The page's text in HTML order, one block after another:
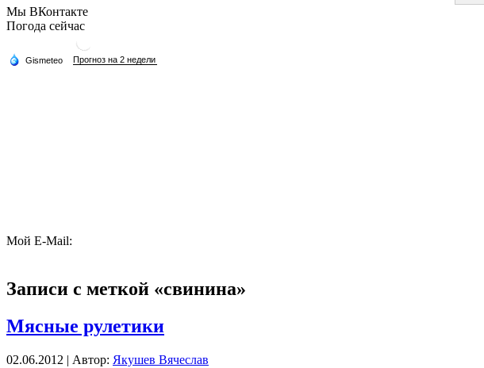
Мы ВКонтакте
Погода сейчас
Мой E-Mail:
Записи с меткой «свинина»
Мясные рулетики
02.06.2012 | Автор: Якушев Вячеслав